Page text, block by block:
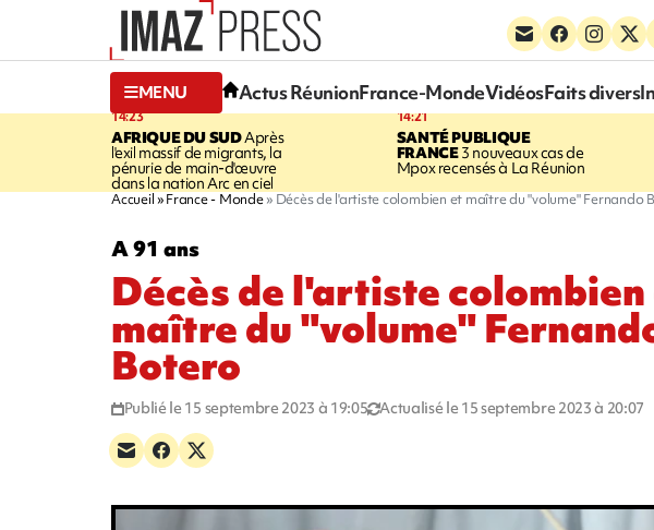
MENU Actus RéunionFrance-MondeVidéosFaits divers
14:23
AFRIQUE DU SUDAprès
l'exil massif de migrants, la
pénurie de main-d'œuvre
dans la nation Arc en ciel
14:21
SANTÉ PUBLIQUE
FRANCE3 nouveaux cas de
Mpox recensés à La Réunion
Accueil France - Monde Décès de l'artiste colombien et maître du "volume" Fernando
A 91 ans
Décès de l'artiste
maître du "volume"
Botero
Publié le 15 septembre 2023 à 19:05 Actualisé le 15 septembre 2023 à 20:07